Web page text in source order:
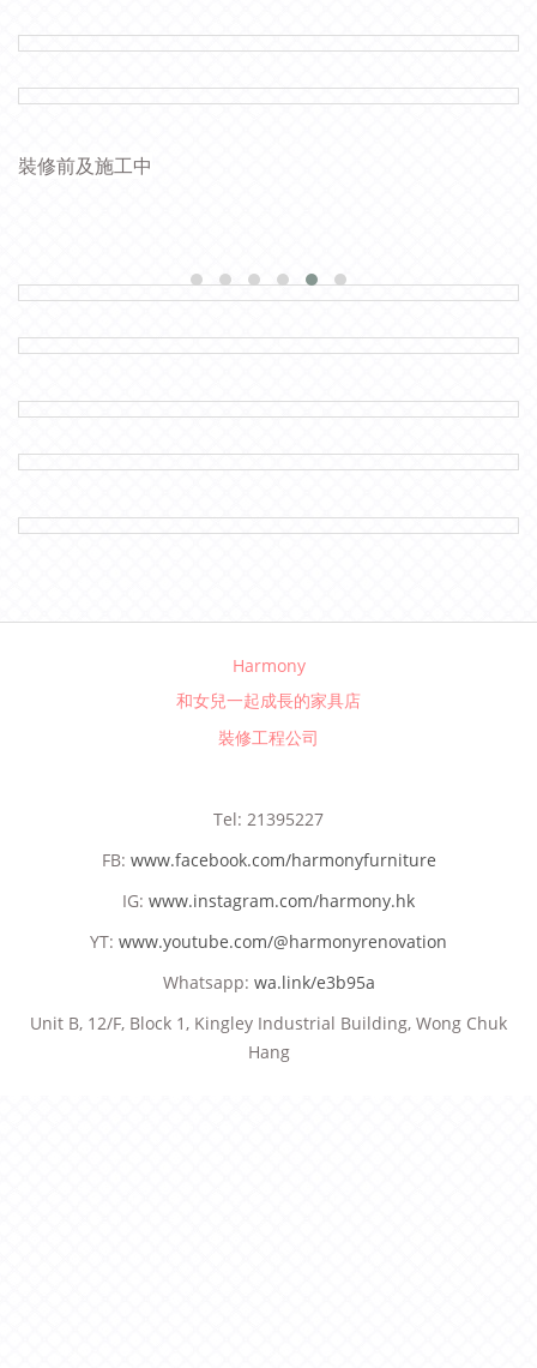
裝修前及施工中
Harmony
和女兒一起成長的家具店
裝修工程公司
Tel: 21395227
FB: www.facebook.com/harmonyfurniture
IG: www.instagram.com/harmony.hk
YT: www.youtube.com/@harmonyrenovation
Whatsapp: wa.link/e3b95a
Unit B, 12/F, Block 1, Kingley Industrial Building, Wong Chuk
Hang